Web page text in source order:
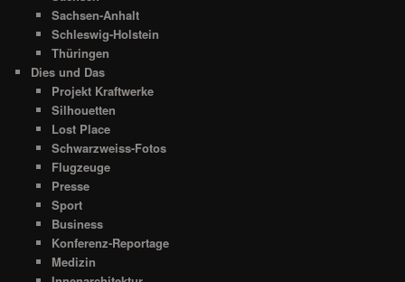
Sachsen-Anhalt
Schleswig-Holstein
Thüringen
Dies und Das
Projekt Kraftwerke
Silhouetten
Lost Place
Schwarzweiss-Fotos
Flugzeuge
Presse
Sport
Business
Konferenz-Reportage
Medizin